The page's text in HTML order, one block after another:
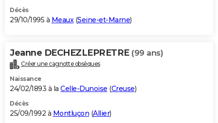
Décès
29/10/1995 à Meaux(Seine-et-Marne)
Jeanne DECHEZLEPRETRE (99 ans)
Créer une cagnotte obsèques
Naissance
24/02/1893 à la Celle-Dunoise (Creuse)
Décès
25/09/1992 à Montluçon (Allier)